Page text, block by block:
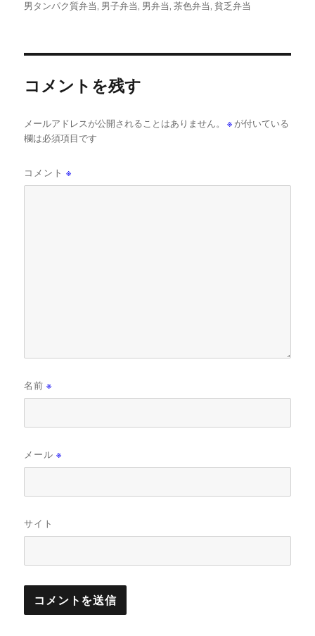
リ
男タンパク質弁当, 男子弁当, 男弁当,茶色弁当,貧乏弁当
コメントを残す
メールアドレスが公開されることはありません。 ※が付いている
欄は必須項目です
コメント※
名前※
メール※
サイト